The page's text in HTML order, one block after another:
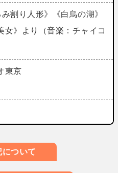
割り人形》《白鳥の湖》
女》より（音楽：チャイコ
東京
ついて